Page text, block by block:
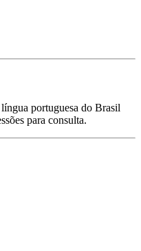
portuguesa do Brasil
para consulta.